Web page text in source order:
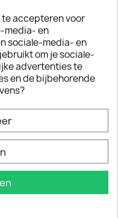
bereikbare
superzacht,
voor een
stof en
doekjes
efficiënt.
ammoniakvrij.
voor
microvezeldoek
de perfecte
te accepteren voor
media- en
sociale-media- en
om je sociale-
advertenties te
en de bijbehorende